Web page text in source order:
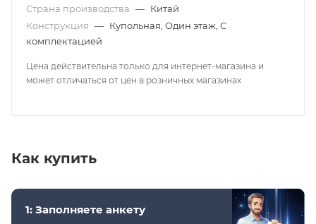
Страна производства — Китай
Конструкция — Купольная, Один этаж, С
комплектацией
Цена действительна только для интернет-магазина и
может отличаться от цен в розничных магазинах
Как купить
1: Заполняете анкету